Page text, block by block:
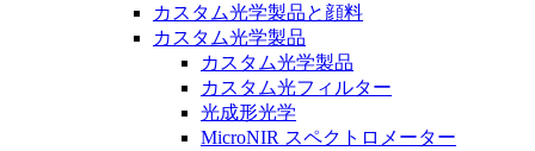
カスタム光学製品と顔料
カスタム光学製品
カスタム光学製品
カスタム光フィルター
光成形光学
MicroNIR スペクトロメーター